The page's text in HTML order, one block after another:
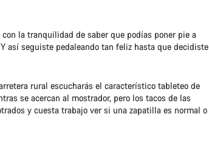
la tranquilidad de saber que podías poner pie a
así seguiste pedaleando tan feliz hasta que decidiste
rural escucharás el característico tableteo de
se acercan al mostrador, pero los tacos de las
y cuesta trabajo ver si una zapatilla es normal o